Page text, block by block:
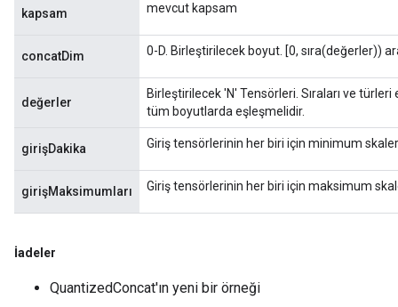
kapsam mevcut kapsam
concatDim 0-D. Birleştirilecek boyut. [0, sıra(değerler))
değerler
Birleştirilecek 'N' Tensörleri. Sıraları ve
tüm boyutlarda eşleşmelidir.
girişDakika Giriş tensörlerinin her biri için minimum
girişMaksimumları Giriş tensörlerinin her biri için maksimum
İadeler
QuantizedConcat'ın yeni bir örneği